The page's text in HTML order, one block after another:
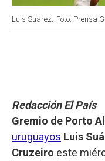
Luis Suárez. Foto: Prensa
Redacción El País
Gremio de Porto
uruguayos Luis
Cruzeiro este